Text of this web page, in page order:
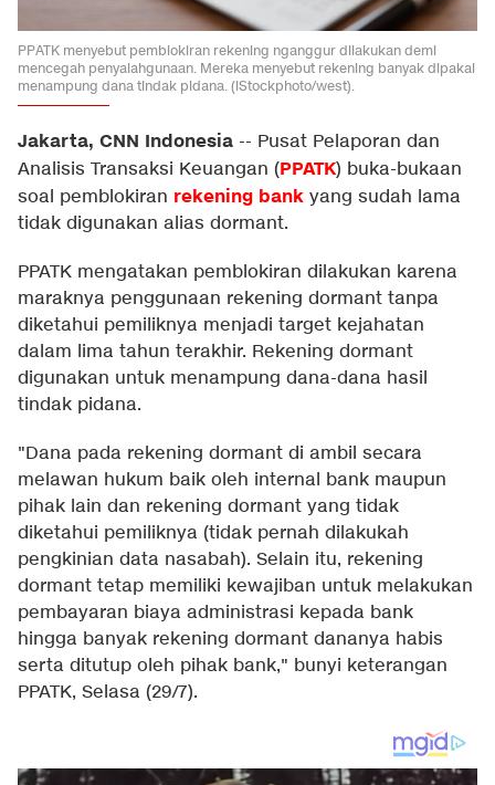
PPATK menyebut pemblokiran rekening nganggur dilakukan demi
mencegah penyalahgunaan. Mereka menyebut rekening banyak dipakai
menampung dana tindak pidana. (iStockphoto/west).
Jakarta, CNN Indonesia -- Pusat Pelaporan dan
Analisis Transaksi Keuangan (PPATK) buka-bukaan
soal pemblokiran rekening bank yang sudah lama
tidak digunakan alias dormant.
PPATK mengatakan pemblokiran dilakukan karena
maraknya penggunaan rekening dormant tanpa
diketahui pemiliknya menjadi target kejahatan
dalam lima tahun terakhir. Rekening dormant
digunakan untuk menampung dana-dana hasil
tindak pidana.
"Dana pada rekening dormant di ambil secara
melawan hukum baik oleh internal bank maupun
pihak lain dan rekening dormant yang tidak
diketahui pemiliknya (tidak pernah dilakukah
pengkinian data nasabah). Selain itu, rekening
dormant tetap memiliki kewajiban untuk melakukan
pembayaran biaya administrasi kepada bank
hingga banyak rekening dormant dananya habis
serta ditutup oleh pihak bank," bunyi keterangan
PPATK, Selasa (29/7).